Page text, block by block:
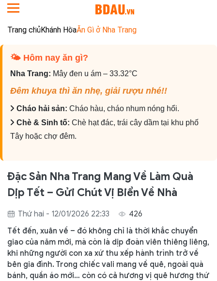
Trang chủKhánh HòaĂn Gì ở Nha Trang
🌤 Hôm nay ăn gì?️
Nha Trang: Mây đen u ám – 33.32°C
Đêm khuya thì ăn nhẹ, giải rượu nhé!!
Cháo hải sản: Cháo hàu, cháo nhum nóng hổi.
Chè & Sinh tố: Chè hạt đác, trái cây dầm tại khu phố
Tây hoặc chợ đêm.
Đặc Sản Nha Trang Mang Về Làm Quà
Dịp Tết – Gửi Chút Vị Biển Về Nhà
Thứ hai - 12/01/2026 22:33
426
Tết đến, xuân về – đó không chỉ là thời khắc chuyển
giao của năm mới, mà còn là dịp đoàn viên thiêng liêng,
khi những người con xa xứ thu xếp hành trình trở về
bên gia đình. Trong chiếc vali mang về quê, ngoài quà
bánh, quần áo mới… còn có cả hương vị quê hương thứ